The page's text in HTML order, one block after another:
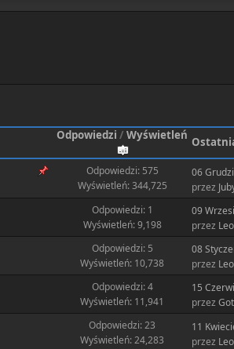
Odpowiedzi /Wyświetleń
Odpowiedzi: 575
Wyświetleń: 344,725
06
przez
Odpowiedzi: 1
Wyświetleń: 9,198
09
przez
Odpowiedzi: 5
Wyświetleń: 10,738
08
przez
Odpowiedzi: 4
Wyświetleń: 11,941
15
przez
Odpowiedzi: 23
Wyświetleń: 24,283
11
przez